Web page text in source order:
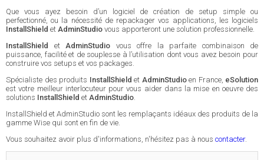
Que vous ayez besoin d’un logiciel de création de setup simple ou
perfectionné, ou la nécessité de repackager vos applications, les logiciels
InstallShield et AdminStudio vous apporteront une solution professionnelle.
InstallShield
et AdminStudio vous offre la parfaite combinaison de
puissance, facilité et de souplesse à l’utilisation dont vous avez besoin pour
construire vos setups et vos packages.
Spécialiste des produits InstallShield et AdminStudioen France, eSolution
est votre meilleur interlocuteur pour vous aider dans la mise en oeuvre des
solutions InstallShield et AdminStudio.
InstallShield et AdminStudio sont les remplaçants idéaux des produits de la
gamme Wise qui sont en fin de vie.
Vous souhaitez avoir plus d'informations, n'hésitez pas à nous contacter.